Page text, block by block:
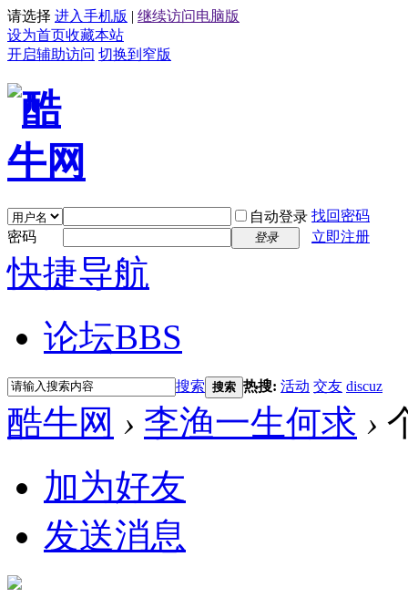
请选择 进入手机版 | 继续访问电脑版
设为首页收藏本站
开启辅助访问 切换到窄版
自动登录 找回密码
密码
登录 立即注册
快捷导航
论坛BBS
搜索 搜索 热搜: 活动 交友 discuz
酷牛网 › 李渔一生何求 ›
加为好友
发送消息